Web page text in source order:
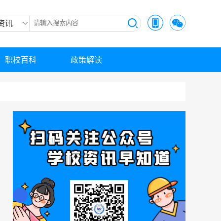
讯
职校百科 政策解读